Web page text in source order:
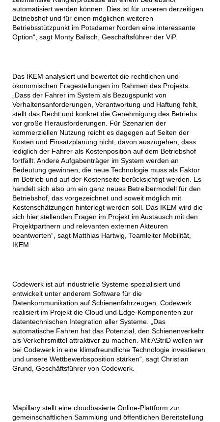
automatisiert werden können. Dies ist für unseren derzeitigen
Betriebshof und für einen möglichen weiteren
Betriebsstützpunkt im Potsdamer Norden eine interessante
Option“, sagt Monty Balisch, Geschäftsführer der ViP.
Das IKEM analysiert und bewertet die rechtlichen und
ökonomischen Fragestellungen im Rahmen des Projekts.
„Dass der Fahrer im System als Bezugspunkt von
Verhaltensanforderungen, Verantwortung und Haftung fehlt,
stellt das Recht und konkret die Genehmigung des Betriebs
vor große Herausforderungen. Für Szenarien der
kommerziellen Nutzung reicht es dagegen auf Seiten der
Kosten und Einsatzplanung nicht, davon auszugehen, dass
lediglich der Fahrer als Kostenposition auf dem Betriebshof
fortfällt. Andere Aufgabenträger im System werden an
Bedeutung gewinnen, die neue Technologie muss als Faktor
im Betrieb und auf der Kostenseite berücksichtigt werden. Es
handelt sich also um ein ganz neues Betreibermodell für den
Betriebshof, das vorgezeichnet und soweit möglich mit
Kostenschätzungen hinterlegt werden soll. Das IKEM wird die
sich hier stellenden Fragen im Projekt im Austausch mit den
Projektpartnern und relevanten externen Akteuren
beantworten“, sagt Matthias Hartwig, Teamleiter Mobilität,
IKEM.
Codewerk ist auf industrielle Systeme spezialisiert und
entwickelt unter anderem Software für die
Datenkommunikation auf Schienenfahrzeugen. Codewerk
realisiert im Projekt die Cloud und Edge-Komponenten zur
datentechnischen Integration aller Systeme. „Das
automatische Fahren hat das Potenzial, den Schienenverkehr
als Verkehrsmittel attraktiver zu machen. Mit AStriD wollen wir
bei Codewerk in eine klimafreundliche Technologie investieren
und unsere Wettbewerbsposition stärken“, sagt Christian
Grund, Geschäftsführer von Codewerk.
Mapillary stellt eine cloudbasierte Online-Plattform zur
gemeinschaftlichen Sammlung und öffentlichen Bereitstellung